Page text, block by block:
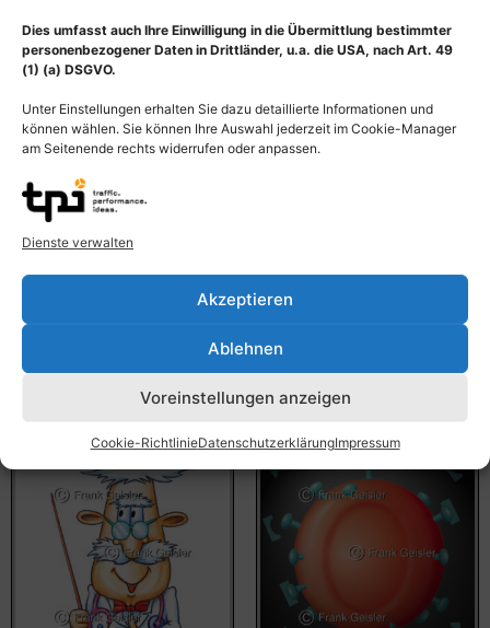
Dies umfasst auch Ihre Einwilligung in die Übermittlung bestimmter
personenbezogener Daten in Drittländer, u.a. die USA, nach Art. 49
(1) (a) DSGVO.
Unter Einstellungen erhalten Sie dazu detaillierte Informationen und
können wählen. Sie können Ihre Auswahl jederzeit im Cookie-Manager
am Seitenende rechts widerrufen oder anpassen.
Dienste verwalten
Akzeptieren
Ablehnen
Voreinstellungen anzeigen
Cookie-RichtlinieDatenschutzerklärungImpressum
Cartoon Krankenpflege,
Teamarbeit im
Krankenhaus
Bildnummer: 3713